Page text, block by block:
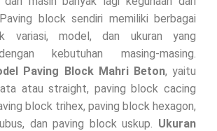
block sendiri memiliki berbagai
variasi, model, dan ukuran yang
kebutuhan masing-masing.
Paving Block Mahri Beton, yaitu
atau straight, paving block cacing
block trihex, paving block hexagon,
dan paving block uskup. Ukuran